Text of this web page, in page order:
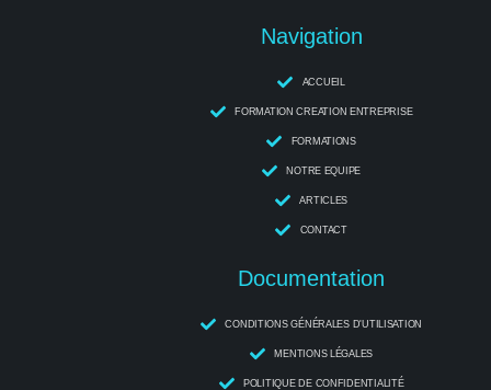
Navigation
ACCUEIL
FORMATION CREATION ENTREPRISE
FORMATIONS
NOTRE EQUIPE
ARTICLES
CONTACT
Documentation
CONDITIONS GÉNÉRALES D'UTILISATION
MENTIONS LÉGALES
POLITIQUE DE CONFIDENTIALITÉ